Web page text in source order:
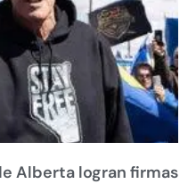
Alberta logran firmas